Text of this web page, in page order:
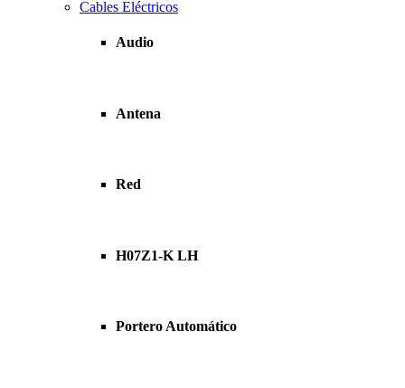
Cables Eléctricos
Audio
Antena
Red
H07Z1-K LH
Portero Automático